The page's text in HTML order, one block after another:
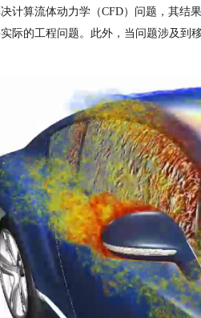
计算流体动力学（CFD）问题，其
际的工程问题。此外，当问题涉及